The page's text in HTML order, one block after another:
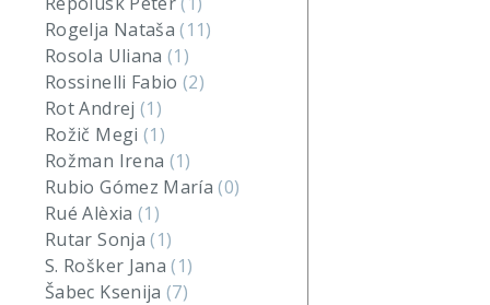
Rogelja Nataša(11)
Rosola Uliana(1)
Rossinelli Fabio(2)
Rot Andrej (1)
Rožič Megi (1)
Rožman Irena (1)
Rubio Gómez María(0)
Rué Alèxia (1)
Rutar Sonja(1)
S. Rošker Jana(1)
Šabec Ksenija(7)